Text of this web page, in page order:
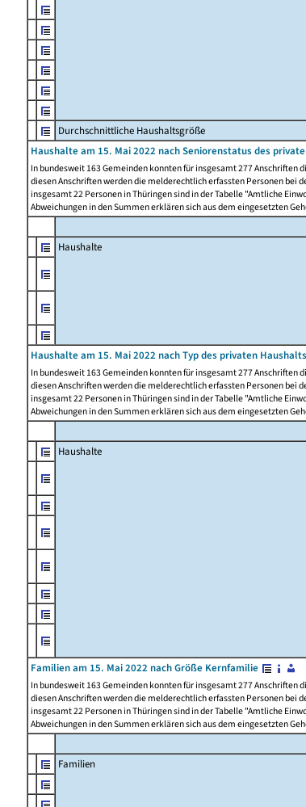
Durchschnittliche Haushaltsgröße
Haushalte am 15. Mai 2022 nach Seniorenstatus des
In bundesweit 163 Gemeinden konnten für insgesamt 277
diesen Anschriften werden die melderechtlich erfassten Personen bei
insgesamt 22 Personen in Thüringen sind in der Tabelle "Amtliche
Abweichungen in den Summen erklären sich aus dem eingesetzten
Haushalte
Haushalte am 15. Mai 2022 nach Typ des privaten
In bundesweit 163 Gemeinden konnten für insgesamt 277
diesen Anschriften werden die melderechtlich erfassten Personen bei
insgesamt 22 Personen in Thüringen sind in der Tabelle "Amtliche
Abweichungen in den Summen erklären sich aus dem eingesetzten
Haushalte
Familien am 15. Mai 2022 nach Größe Kernfamilie
In bundesweit 163 Gemeinden konnten für insgesamt 277
diesen Anschriften werden die melderechtlich erfassten Personen bei
insgesamt 22 Personen in Thüringen sind in der Tabelle "Amtliche
Abweichungen in den Summen erklären sich aus dem eingesetzten
Familien